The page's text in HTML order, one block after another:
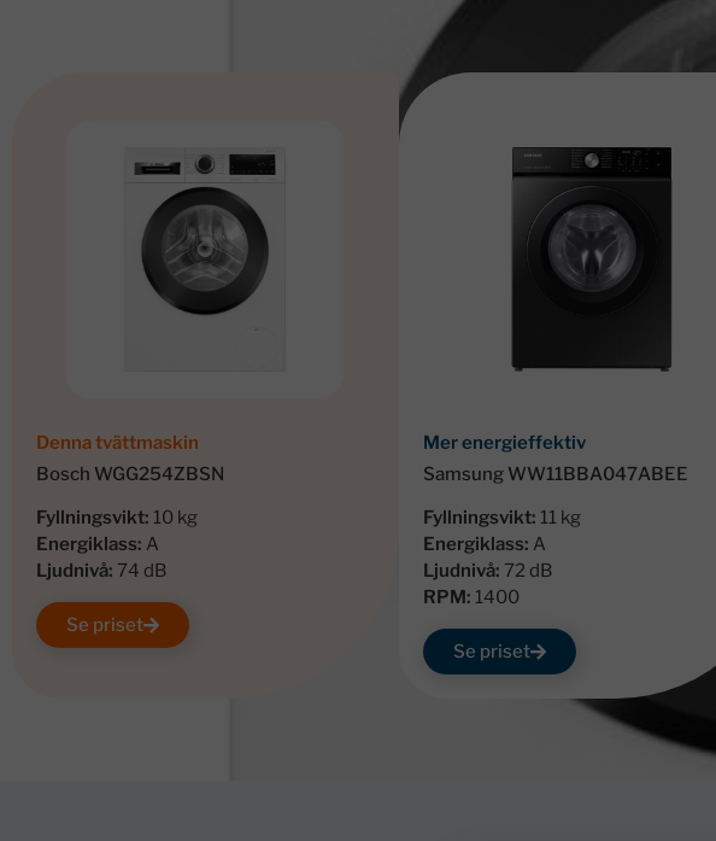
Denna tvättmaskin
Bosch WGG254ZBSN
Fyllningsvikt: 10 kg
Energiklass: A
Ljudnivå: 74 dB
Se priset
Mer energieffektiv
Samsung WW11BBA047ABEE
Fyllningsvikt: 11 kg
Energiklass: A
Ljudnivå: 72 dB
RPM: 1400
Se priset